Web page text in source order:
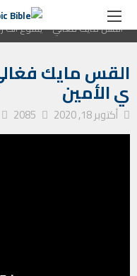
الصفحة الرئيسية
ترانيم
القس مايك فغالي – يسوع أنت
القس مايك
ي الأمين
أكتوبر 18, 2020 2085